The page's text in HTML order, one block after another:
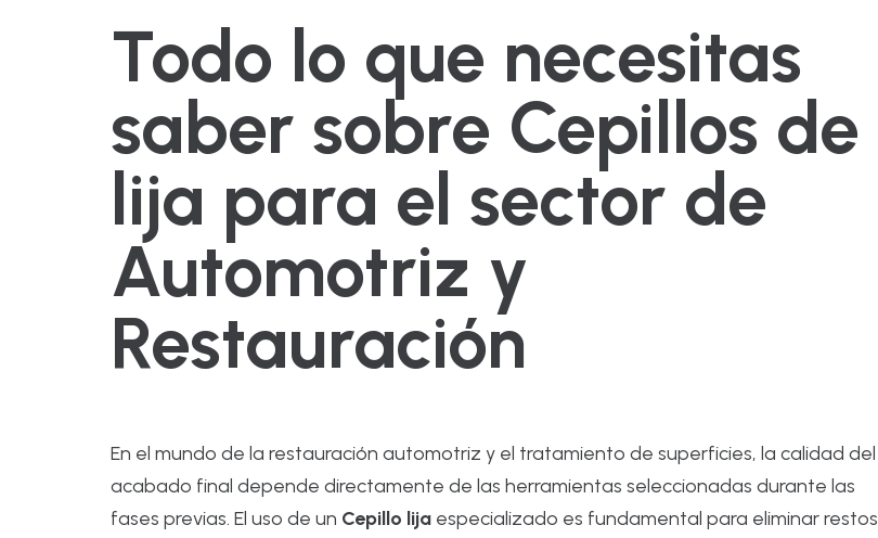
Todo lo que necesitas
saber sobre Cepillos de
lija para el sector de
Automotriz y
Restauración
En el mundo de la restauración automotriz y el tratamiento de superficies, la calidad del
acabado final depende directamente de las herramientas seleccionadas durante las
fases previas. El uso de un Cepillo lija especializado es fundamental para eliminar restos